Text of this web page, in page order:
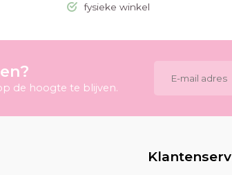
fysieke winkel
de hoogte te blijven.